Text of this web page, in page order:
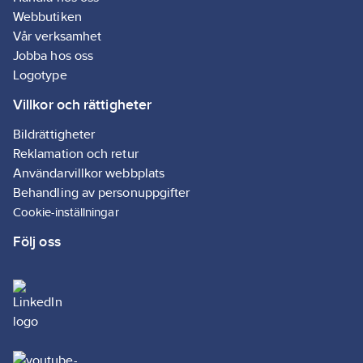
Webbutiken
Vår verksamhet
Jobba hos oss
Logotype
Villkor och rättigheter
Bildrättigheter
Reklamation och retur
Användarvillkor webbplats
Behandling av personuppgifter
Cookie-inställningar
Följ oss